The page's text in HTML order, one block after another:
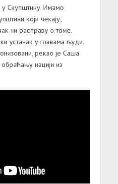
Скупштину. Имамо
који чекају,
ни расправу о томе.
устанак у главама људи.
рекао је Саша
нацији из